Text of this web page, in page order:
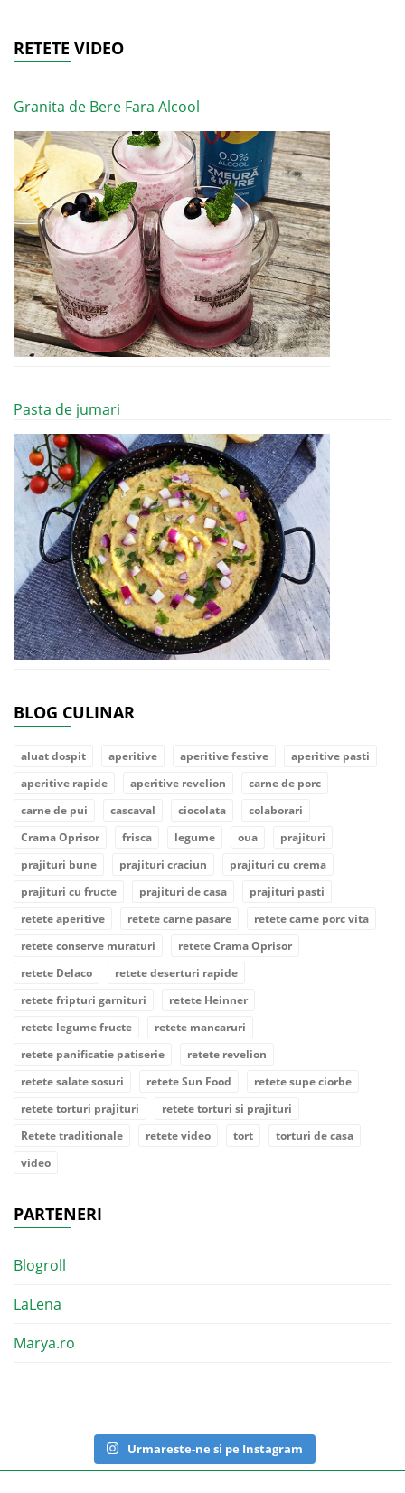
RETETE VIDEO
Granita de Bere Fara Alcool
Pasta de jumari
BLOG CULINAR
aluat dospit aperitive aperitive festive
aperitive pasti
aperitive rapide
aperitive revelion
carne de porc
carne de pui
cascaval ciocolata
colaborari
Crama Oprisor
frisca legume oua
prajituri
prajituri bune
prajituri craciun
prajituri cu crema
prajituri cu fructe
prajituri de casa
prajituri pasti
retete aperitive
retete carne pasare
retete carne porc vita
retete conserve muraturi
retete Crama Oprisor
retete Delaco
retete deserturi rapide
retete fripturi garnituri
retete Heinner
retete legume fructe
retete mancaruri
retete panificatie patiserie
retete revelion
retete salate sosuri
retete Sun Food
retete supe ciorbe
retete torturi prajituri
retete torturi si prajituri
Retete traditionale
retete video tort
torturi de casa
video
PARTENERI
Blogroll
LaLena
Marya.ro
Urmareste-ne si pe Instagram